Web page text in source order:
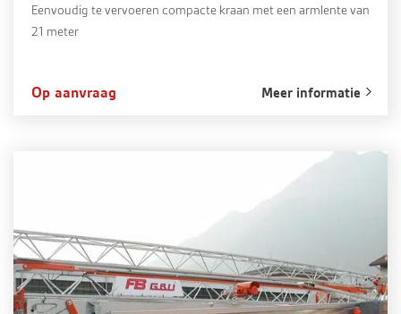
Eenvoudig te vervoeren compacte kraan met een armlente van
21 meter
Op aanvraag Meer informatie